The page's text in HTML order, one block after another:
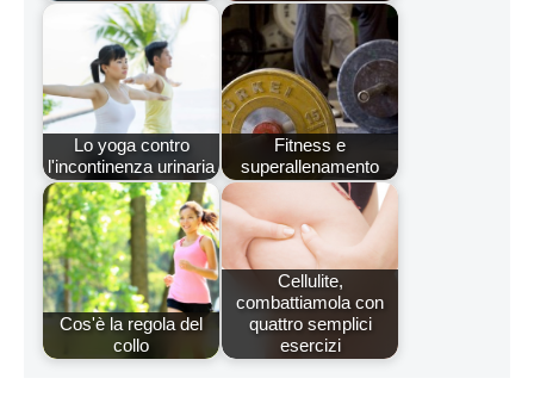
Lo yoga contro
l'incontinenza urinaria
Fitness e
superallenamento
Cos'è la regola del
collo
Cellulite,
combattiamola con
quattro semplici
esercizi